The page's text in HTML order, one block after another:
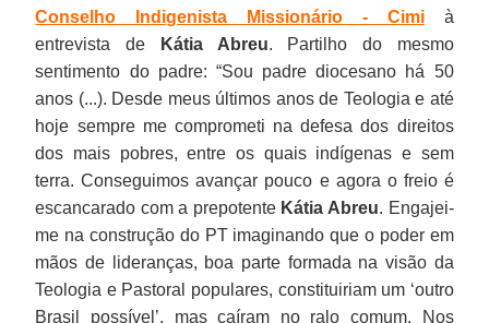
Conselho Indigenista Missionário - Cimià
entrevista de
Kátia Abreu. Partilho do mesmo
sentimento do padre: “Sou padre diocesano há 50
anos (...). Desde meus últimos anos de Teologia e até
hoje sempre me comprometi na defesa dos direitos
dos mais pobres, entre os quais indígenas e sem
terra. Conseguimos avançar pouco e agora o freio é
escancarado com a prepotente Kátia Abreu. Engajei-
me na construção do PT imaginando que o poder em
mãos de lideranças, boa parte formada na visão da
Teologia e Pastoral populares, constituiriam um ‘outro
Brasil possível’, mas caíram no ralo comum. Nos